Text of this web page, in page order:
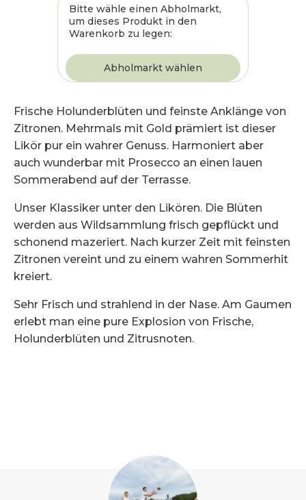
Bitte wähle einen Abholmarkt,
um dieses Produkt in den
Warenkorb zu legen:
Frische Holunderblüten und feinste Anklänge von
Zitronen. Mehrmals mit Gold prämiert ist dieser
Likör pur ein wahrer Genuss. Harmoniert aber
auch wunderbar mit Prosecco an einen lauen
Sommerabend auf der Terrasse.
Unser Klassiker unter den Likören. Die Blüten
werden aus Wildsammlung frisch gepflückt und
schonend mazeriert. Nach kurzer Zeit mit feinsten
Zitronen vereint und zu einem wahren Sommerhit
kreiert.
Sehr Frisch und strahlend in der Nase. Am Gaumen
erlebt man eine pure Explosion von Frische,
Holunderblüten und Zitrusnoten.